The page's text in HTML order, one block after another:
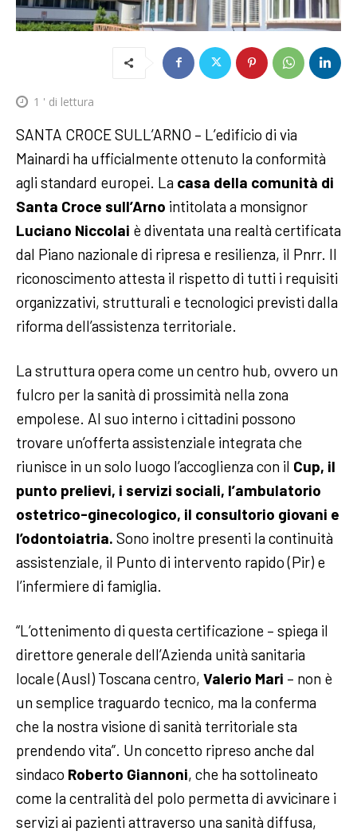
1 ' di lettura
SANTA CROCE SULL’ARNO – L’edificio di via
Mainardi ha ufficialmente ottenuto la conformità
agli standard europei. La casa della comunità di
Santa Croce sull’Arno intitolata a monsignor
Luciano Niccolai è diventata una realtà certificata
dal Piano nazionale di ripresa e resilienza, il Pnrr. Il
riconoscimento attesta il rispetto di tutti i requisiti
organizzativi, strutturali e tecnologici previsti dalla
riforma dell’assistenza territoriale.
La struttura opera come un centro hub, ovvero un
fulcro per la sanità di prossimità nella zona
empolese. Al suo interno i cittadini possono
trovare un’offerta assistenziale integrata che
riunisce in un solo luogo l’accoglienza con il Cup, il
punto prelievi, i servizi sociali, l’ambulatorio
ostetrico-ginecologico, il consultorio giovani e
l’odontoiatria. Sono inoltre presenti la continuità
assistenziale, il Punto di intervento rapido (Pir) e
l’infermiere di famiglia.
“L’ottenimento di questa certificazione – spiega il
direttore generale dell’Azienda unità sanitaria
locale (Ausl) Toscana centro, Valerio Mari – non è
un semplice traguardo tecnico, ma la conferma
che la nostra visione di sanità territoriale sta
prendendo vita”. Un concetto ripreso anche dal
sindaco Roberto Giannoni, che ha sottolineato
come la centralità del polo permetta di avvicinare i
servizi ai pazienti attraverso una sanità diffusa,